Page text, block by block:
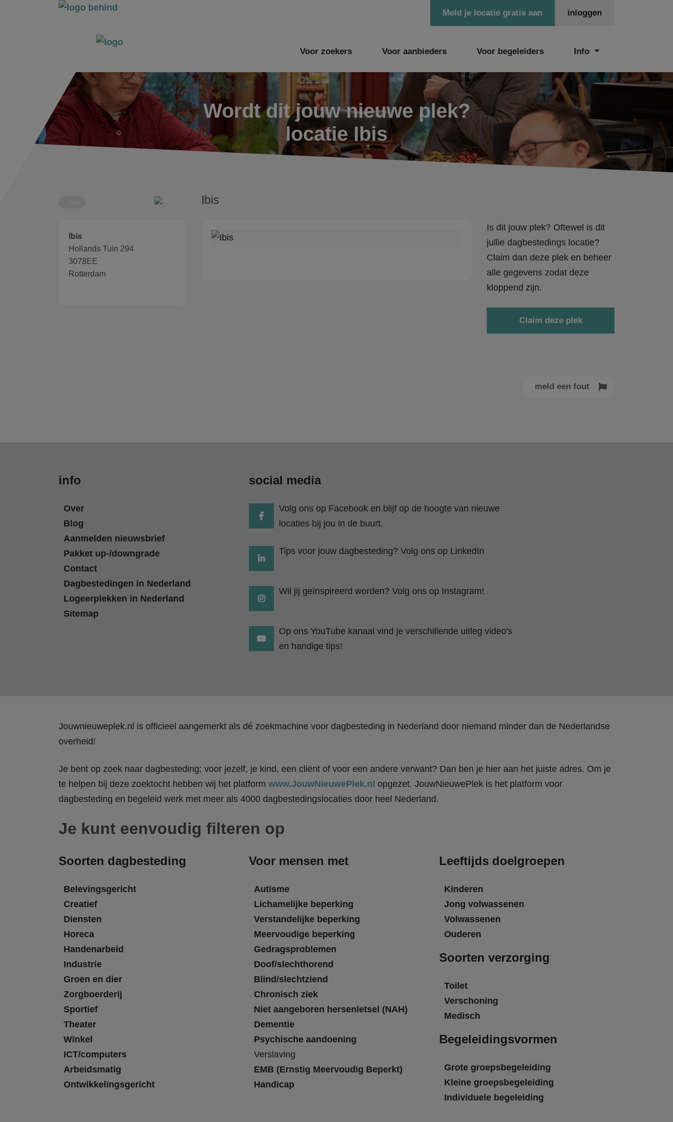
inloggen
Meld je locatie gratis aan
Voor zoekers Voor aanbieders Voor begeleiders Info
Wordt dit jouw nieuwe plek?
locatie Ibis
Ibis
Ibis
Hollands Tuin 294
3078EE
Rotterdam
Is dit jouw plek? Oftewel is dit
jullie dagbestedings locatie?
Claim dan deze plek en beheer
alle gegevens zodat deze
kloppend zijn.
Claim deze plek
meld een fout
info
Over
Blog
Aanmelden nieuwsbrief
Pakket up-/downgrade
Contact
Dagbestedingen in Nederland
Logeerplekken in Nederland
Sitemap
social media
Volg ons op Facebook en blijf op de hoogte van nieuwe
locaties bij jou in de buurt.
Tips voor jouw dagbesteding? Volg ons op LinkedIn
Wil jij geïnspireerd worden? Volg ons op Instagram!
Op ons YouTube kanaal vind je verschillende uitleg video's
en handige tips!
Jouwnieuweplek.nl is officieel aangemerkt als dé zoekmachine voor dagbesteding in Nederland door niemand minder dan de Nederlandse
overheid!
Je bent op zoek naar dagbesteding; voor jezelf, je kind, een cliënt of voor een andere verwant? Dan ben je hier aan het juiste adres. Om je
te helpen bij deze zoektocht hebben wij het platform www.JouwNieuwePlek.nl opgezet. JouwNieuwePlek is het platform voor
dagbesteding en begeleid werk met meer als 4000 dagbestedingslocaties door heel Nederland.
Je kunt eenvoudig filteren op
Soorten dagbesteding
Belevingsgericht
Creatief
Diensten
Horeca
Handenarbeid
Industrie
Groen en dier
Zorgboerderij
Sportief
Theater
Winkel
ICT/computers
Arbeidsmatig
Ontwikkelingsgericht
Voor mensen met
Autisme
Lichamelijke beperking
Verstandelijke beperking
Meervoudige beperking
Gedragsproblemen
Doof/slechthorend
Blind/slechtziend
Chronisch ziek
Niet aangeboren hersenletsel (NAH)
Dementie
Psychische aandoening
Verslaving
EMB (Ernstig Meervoudig Beperkt)
Handicap
Leeftijds doelgroepen
Kinderen
Jong volwassenen
Volwassenen
Ouderen
Soorten verzorging
Toilet
Verschoning
Medisch
Begeleidingsvormen
Grote groepsbegeleiding
Kleine groepsbegeleiding
Individuele begeleiding